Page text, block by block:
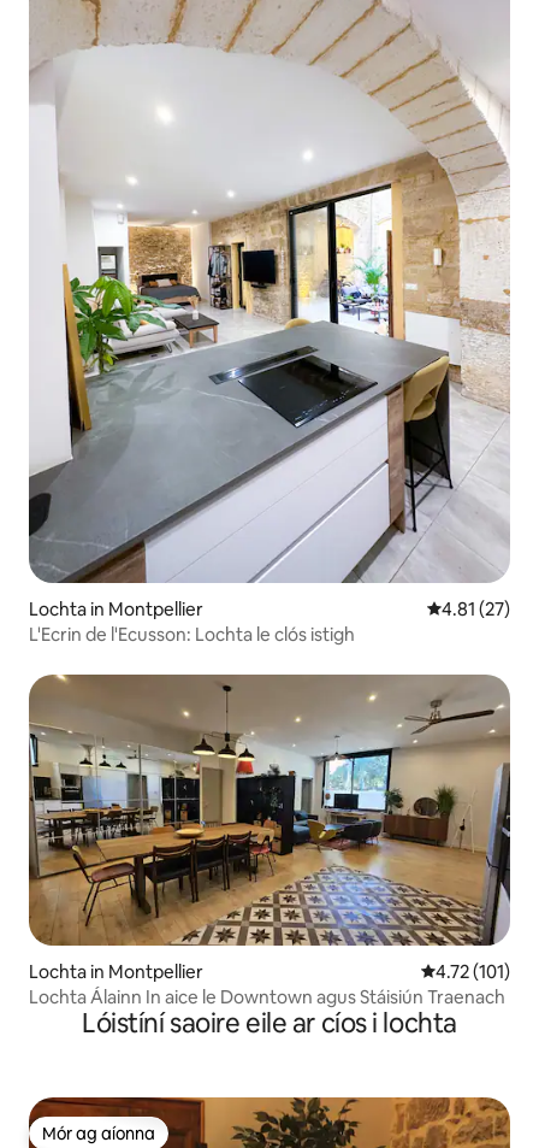
Lochta in Montpellier Meánrátáil
4.81 (27)
L'Ecrin de l'Ecusson: Lochta le clós istigh
Lochta in Montpellier Meánrátáil
4.72 (101)
Lochta Álainn In aice le Downtown agus Stáisiún Traenach
Lóistíní saoire eile ar cíos i lochta
Mór ag aíonna
Mór ag aíonna